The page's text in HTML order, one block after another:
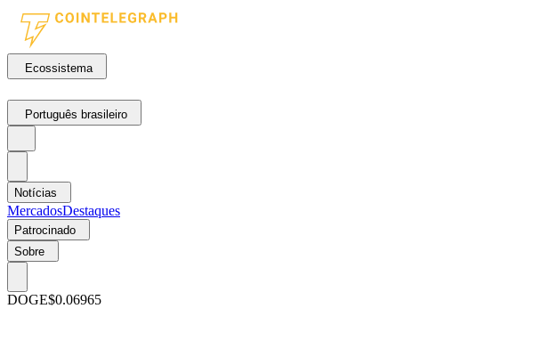
Ecossistema
Português brasileiro
Notícias
MercadosDestaques
Patrocinado
Sobre
DOGE$0.06965